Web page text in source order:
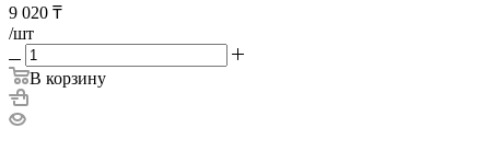
9 020 ₸
/шт
В корзину